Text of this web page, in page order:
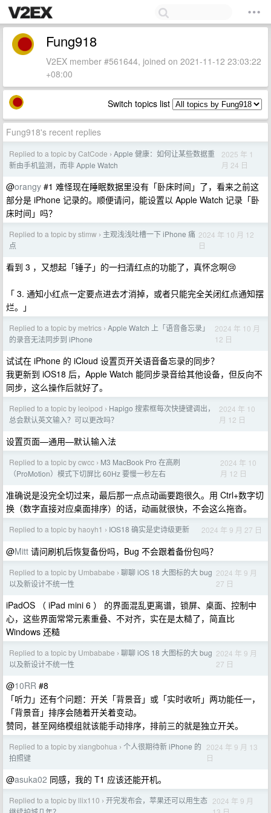
Fung918
V2EX member #561644, joined on 2021-11-12 23:03:22
+08:00
Switch topics list
Fung918's recent replies
Replied to a topic by CatCode › Apple 健康：如何让某些数据重
新由手机监测，而非 Apple Watch
2025 年 1
月 24 日
@orangy #1 难怪现在睡眠数据里没有「卧床时间」了，看来之前这
部分是 iPhone 记录的。顺便请问，能设置以 Apple Watch 记录「卧
床时间」吗？
Replied to a topic by stimw › 主观浅浅吐槽一下 iPhone 痛
点
2024 年 10 月 12
日
看到 3 ，又想起「锤子」的一扫清红点的功能了，真怀念啊😢
「 3. 通知小红点一定要点进去才消掉，或者只能完全关闭红点通知摆
烂。」
Replied to a topic by metrics › Apple Watch 上「语音备忘录」
的录音无法同步到 iPhone
2024 年 10 月
12 日
试试在 iPhone 的 iCloud 设置页开关语音备忘录的同步？
我更新到 iOS18 后，Apple Watch 能同步录音给其他设备，但反向不
同步，这么操作后就好了。
Replied to a topic by leoipod › Hapigo 搜索框每次快捷键调出，
总会默认英文输入？可以更改吗？
2024 年 10
月 12 日
设置页面—通用—默认输入法
Replied to a topic by cwcc › M3 MacBook Pro 在高刷
（ProMotion）模式下切屏比 60Hz 要慢一秒左右
2024 年 10
月 12 日
准确说是没完全切过来，最后那一点点动画要跑很久。用 Ctrl+数字切
换（数字直接对应桌面排序）的话，动画就很快，不会这么拖沓。
Replied to a topic by haoyh1 › IOS18 确实是史诗级更新 2024 年 9 月 27 日
@Mitt 请问刷机后恢复备份吗，Bug 不会跟着备份包吗？
Replied to a topic by Umbababe › 聊聊 iOS 18 大图标的大 bug
以及新设计不统一性
2024 年 9 月
27 日
iPadOS （ iPad mini 6 ） 的界面混乱更离谱，锁屏、桌面、控制中
心，这些界面常常元素重叠、不对齐，实在是太糙了，简直比
Windows 还糙
Replied to a topic by Umbababe › 聊聊 iOS 18 大图标的大 bug
以及新设计不统一性
2024 年 9 月
27 日
@10RR #8
「听力」还有个问题：开关「背景音」或「实时收听」两功能任一，
「背景音」排序会随着开关着变动。
赞同，甚至网络模组就该能手动排序，排前三的就是独立开关。
Replied to a topic by xiangbohua › 个人很期待新 iPhone 的
拍照键
2024 年 9 月 13
日
@asuka02 同感，我的 T1 应该还能开机。
Replied to a topic by llix110 › 开完发布会，苹果还可以用生态 2024 年 9 月